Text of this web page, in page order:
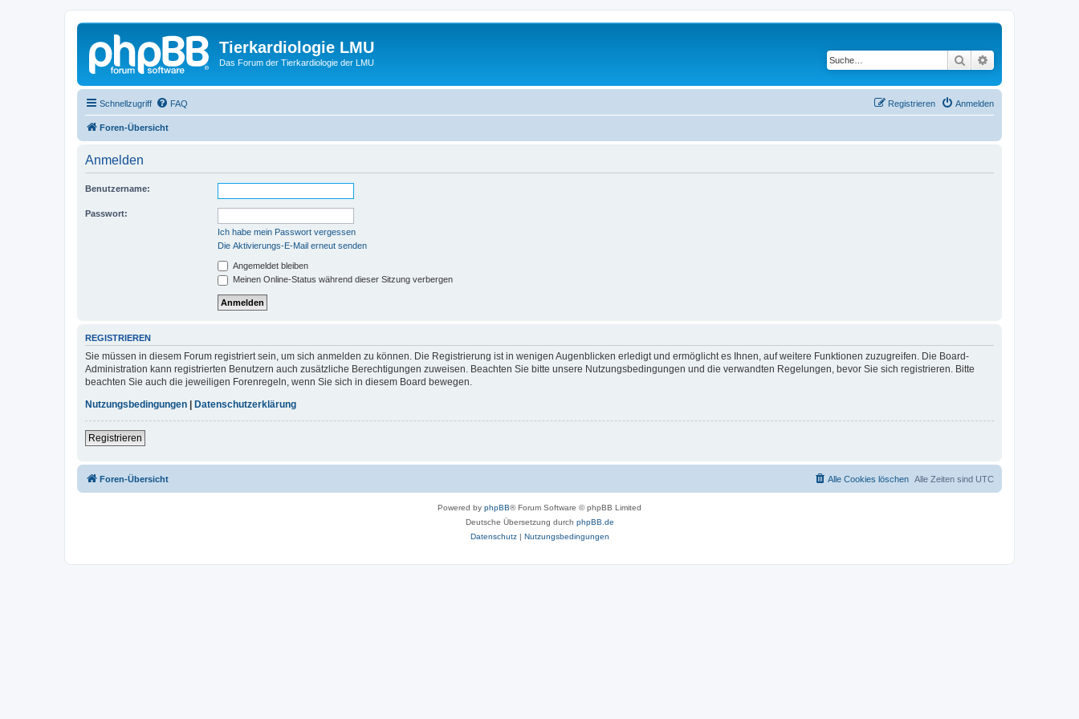
Tierkardiologie LMU
Das Forum der Tierkardiologie der LMU Suche
Schnellzugriff FAQ Anmelden
Registrieren
Foren-Übersicht
Anmelden
Benutzername:
Passwort:
Ich habe mein Passwort vergessen
Die Aktivierungs-E-Mail erneut senden
Angemeldet bleiben
Meinen Online-Status während dieser Sitzung verbergen
REGISTRIEREN
Sie müssen in diesem Forum registriert sein, um sich anmelden zu können. Die Registrierung ist in wenigen Augenblicken erledigt und ermöglicht es Ihnen, auf weitere Funktionen zuzugreifen. Die Board-
Administration kann registrierten Benutzern auch zusätzliche Berechtigungen zuweisen. Beachten Sie bitte unsere Nutzungsbedingungen und die verwandten Regelungen, bevor Sie sich registrieren. Bitte
beachten Sie auch die jeweiligen Forenregeln, wenn Sie sich in diesem Board bewegen.
Nutzungsbedingungen
Datenschutzerklärung
Registrieren
Foren-Übersicht Alle Zeiten sind UTC
Alle Cookies löschen
Powered by phpBB® Forum Software © phpBB Limited
Deutsche Übersetzung durch phpBB.de
Datenschutz| Nutzungsbedingungen